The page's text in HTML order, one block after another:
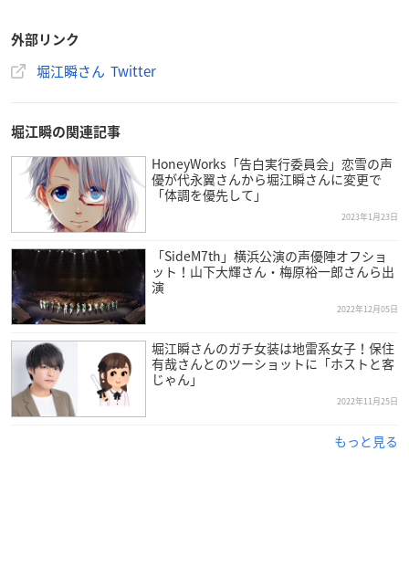
外部リンク
堀江瞬さん Twitter
堀江瞬の関連記事
HoneyWorks「告白実行委員会」恋雪の声
優が代永翼さんから堀江瞬さんに変更で
「体調を優先して」
2023年1月23日
「SideM7th」横浜公演の声優陣オフショ
ット！山下大輝さん・梅原裕一郎さんら出
演
2022年12月05日
堀江瞬さんのガチ女装は地雷系女子！保住
有哉さんとのツーショットに「ホストと客
じゃん」
2022年11月25日
もっと見る